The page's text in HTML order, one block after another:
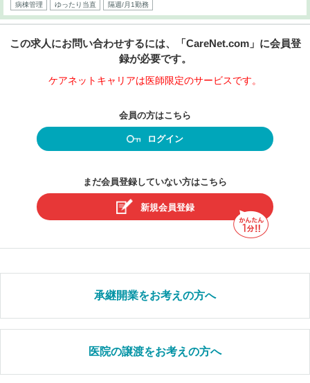
病棟管理 ゆったり当直 隔週/月1勤務
この求人にお問い合わせするには、「CareNet.com」に会員登
録が必要です。
ケアネットキャリアは医師限定のサービスです。
会員の方はこちら
ログイン
まだ会員登録していない方はこちら
新規会員登録
承継開業をお考えの方へ
医院の譲渡をお考えの方へ